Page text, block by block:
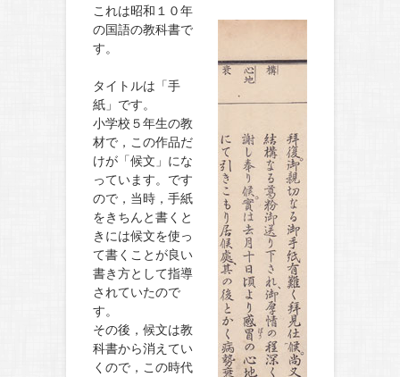
これは昭和１０年
の国語の教科書で
す。
タイトルは「手
紙」です。
小学校５年生の教
材で，この作品だ
けが「候文」にな
っています。です
ので，当時，手紙
をきちんと書くと
きには候文を使っ
て書くことが良い
書き方として指導
されていたので
す。
その後，候文は教
科書から消えてい
くので，この時代